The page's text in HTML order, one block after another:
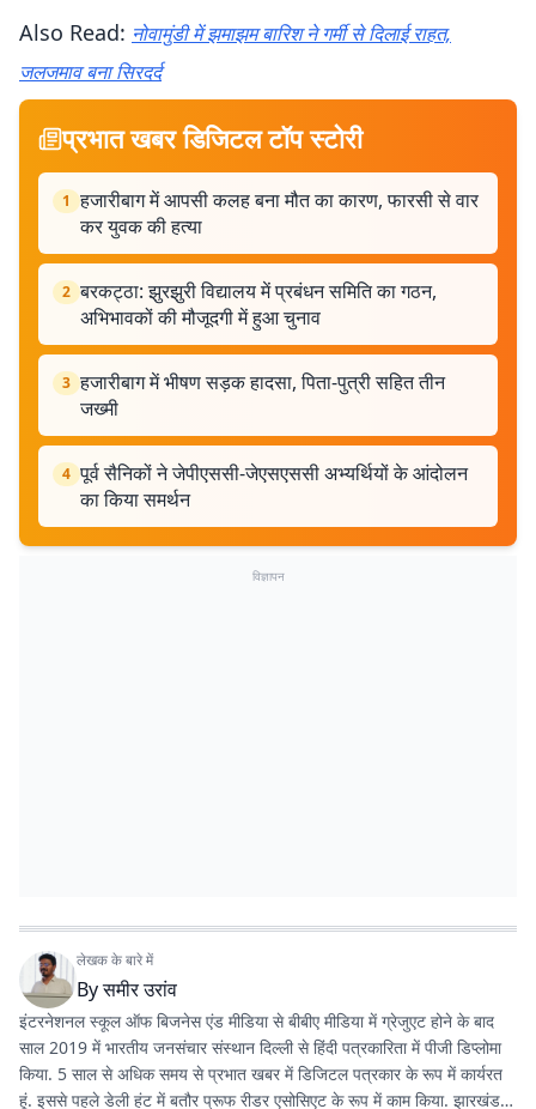
Also Read: नोवामुंडी में झमाझम बारिश ने गर्मी से दिलाई राहत,
जलजमाव बना सिरदर्द
प्रभात खबर डिजिटल टॉप स्टोरी
1 हजारीबाग में आपसी कलह बना मौत का कारण, फारसी से वार
कर युवक की हत्या
2 बरकट्ठा: झुरझुरी विद्यालय में प्रबंधन समिति का गठन,
अभिभावकों की मौजूदगी में हुआ चुनाव
3 हजारीबाग में भीषण सड़क हादसा, पिता-पुत्री सहित तीन
जख्मी
4 पूर्व सैनिकों ने जेपीएससी-जेएसएससी अभ्यर्थियों के आंदोलन
का किया समर्थन
विज्ञापन
लेखक के बारे में
Byसमीर उरांव
इंटरनेशनल स्कूल ऑफ बिजनेस एंड मीडिया से बीबीए मीडिया में ग्रेजुएट होने के बाद
साल 2019 में भारतीय जनसंचार संस्थान दिल्ली से हिंदी पत्रकारिता में पीजी डिप्लोमा
किया. 5 साल से अधिक समय से प्रभात खबर में डिजिटल पत्रकार के रूप में कार्यरत
हूं. इससे पहले डेली हंट में बतौर प्रूफ रीडर एसोसिएट के रूप में काम किया. झारखंड के